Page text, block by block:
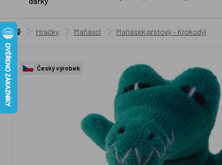
Hračky Maňásci Maňásek prstový - Krokodýl
Český výrobek